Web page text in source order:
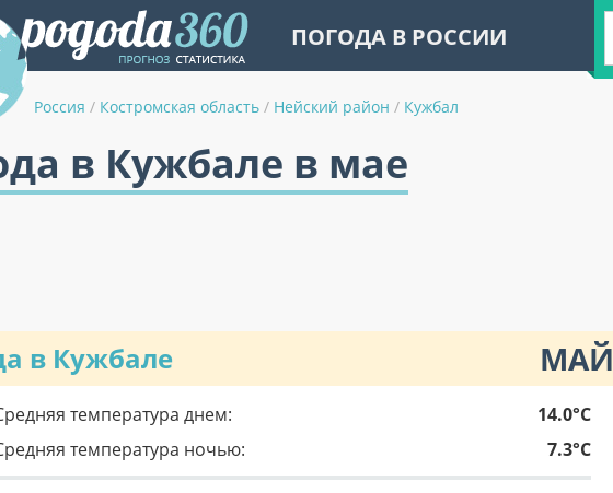
ПОГОДА В РОССИИ
Россия / Костромская область / Нейский район / Кужбал
в Кужбале в мае
в Кужбале МАЙ
температура днем:
14.0°C
температура ночью:
7.3°C